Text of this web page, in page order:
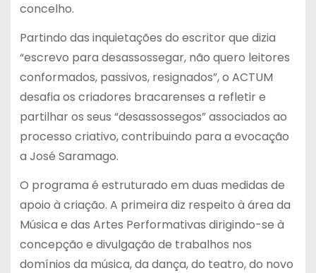
concelho.
Partindo das inquietações do escritor que dizia
“escrevo para desassossegar, não quero leitores
conformados, passivos, resignados”, o ACTUM
desafia os criadores bracarenses a refletir e
partilhar os seus “desassossegos” associados ao
processo criativo, contribuindo para a evocação
a José Saramago.
O programa é estruturado em duas medidas de
apoio à criação. A primeira diz respeito à área da
Música e das Artes Performativas dirigindo-se à
concepção e divulgação de trabalhos nos
domínios da música, da dança, do teatro, do novo